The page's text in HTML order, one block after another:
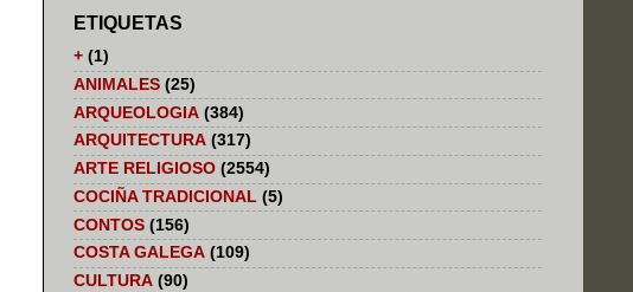
ETIQUETAS
+ (1)
ANIMALES (25)
ARQUEOLOGIA (384)
ARQUITECTURA (317)
ARTE RELIGIOSO (2554)
COCIÑA TRADICIONAL (5)
CONTOS (156)
COSTA GALEGA (109)
CULTURA (90)